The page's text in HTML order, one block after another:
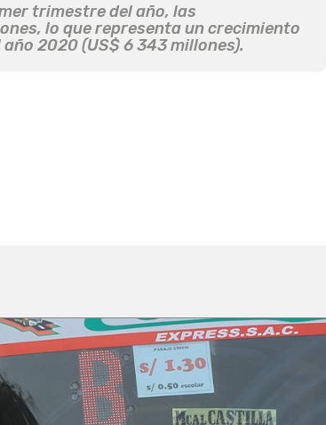
trimestre del año, las
lo que representa un crecimiento
2020 (US$ 6 343 millones).